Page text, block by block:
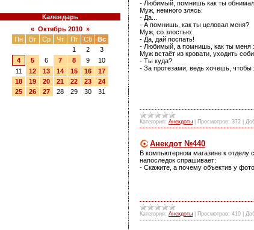
Календарь
« Октябрь 2010 »
Пн
Вт Ср Чт Пт Сб
Вс
1
2
3
4
5 6 7 8 9
10
11
12 13 14 15 16
17
18
19 20 21 22 23
24
25
26 27 28 29 30 31
- Любимый, помнишь как ты
Муж, немного злясь:
- Да...
- А помнишь, как ты целовал меня?
Муж, со злостью:
- Да, дай поспать!
- Любимый, а помнишь, как ты меня
Муж встаёт из кровати, уходить
- Ты куда?
- За протезами, ведь хочешь, чтобы
Категория: Анекдоты Просмотров: 372
Анекдот №440
В компьютерном магазине к отделу
напоследок спрашивает:
- Скажите, а почему объектив у
Категория: Анекдоты Просмотров: 410